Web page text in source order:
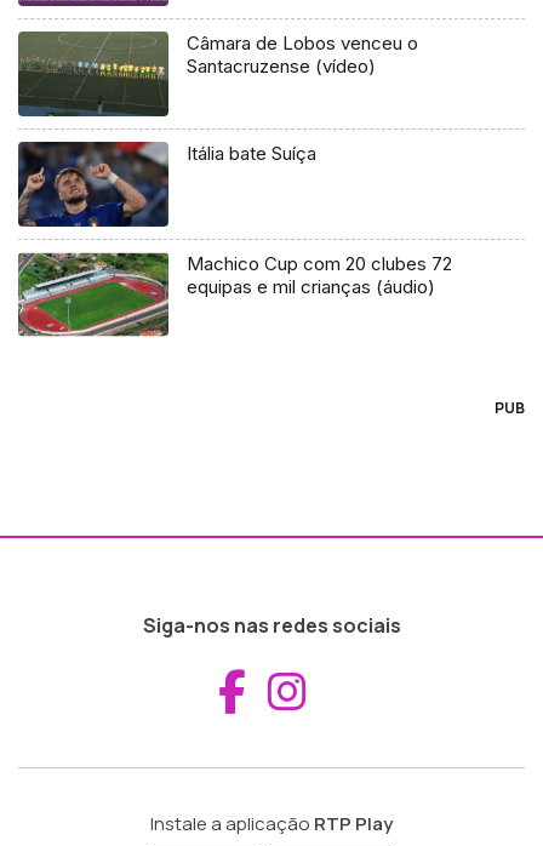
Câmara de Lobos venceu o
Santacruzense (vídeo)
Itália bate Suíça
Machico Cup com 20 clubes 72
equipas e mil crianças (áudio)
PUB
Siga-nos nas redes sociais
Aceder ao
Instale a aplicação RTP Play